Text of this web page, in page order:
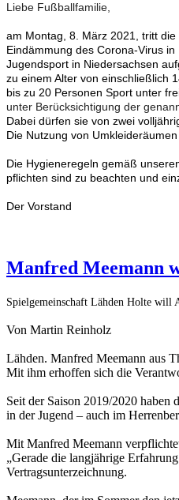
Liebe Fußballfamilie,
am Montag, 8. März 2021, tritt
Eindämmung des Corona-Virus
Jugendsport in Niedersachsen
zu einem Alter von einschließlich
bis zu 20 Personen Sport unter
unter Berücksichtigung der
Dabei dürfen sie von zwei
Die Nutzung von
Die Hygieneregeln gemäß
pflichten sind zu beachten und
Der Vorstand
Manfred Meemann
Spielgemeinschaft Lähden Holte will
Von Martin Reinholz
Lähden. Manfred Meemann aus
Mit ihm erhoffen sich die
Seit der Saison 2019/2020 haben
in der Jugend – auch im
Mit Manfred Meemann
„Gerade die langjährige
Vertragsunterzeichnung.